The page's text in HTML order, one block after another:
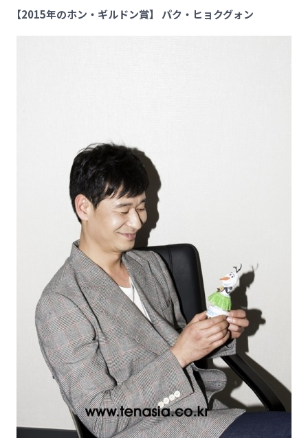
【2015年のホン・ギルドン賞】 パク・ヒョクグォン